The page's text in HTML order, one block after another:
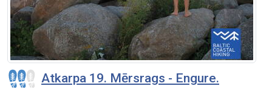
Atkarpa 19. Mērsrags - Engure.